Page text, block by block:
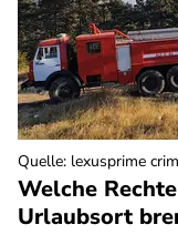
Welche
Urlaubsort
Quelle: lexusprime